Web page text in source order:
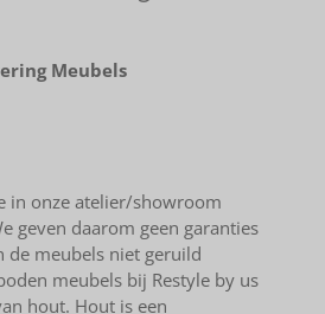
Meubels
in onze atelier/showroom
geven daarom geen garanties
de meubels niet geruild
meubels bij Restyle by us
hout. Hout is een